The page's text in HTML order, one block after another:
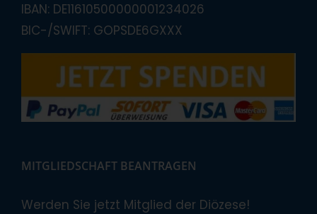
IBAN: DE11610500000001234026
BIC-/SWIFT: GOPSDE6GXXX
MITGLIEDSCHAFT BEANTRAGEN
Werden Sie jetzt Mitglied der Diözese!